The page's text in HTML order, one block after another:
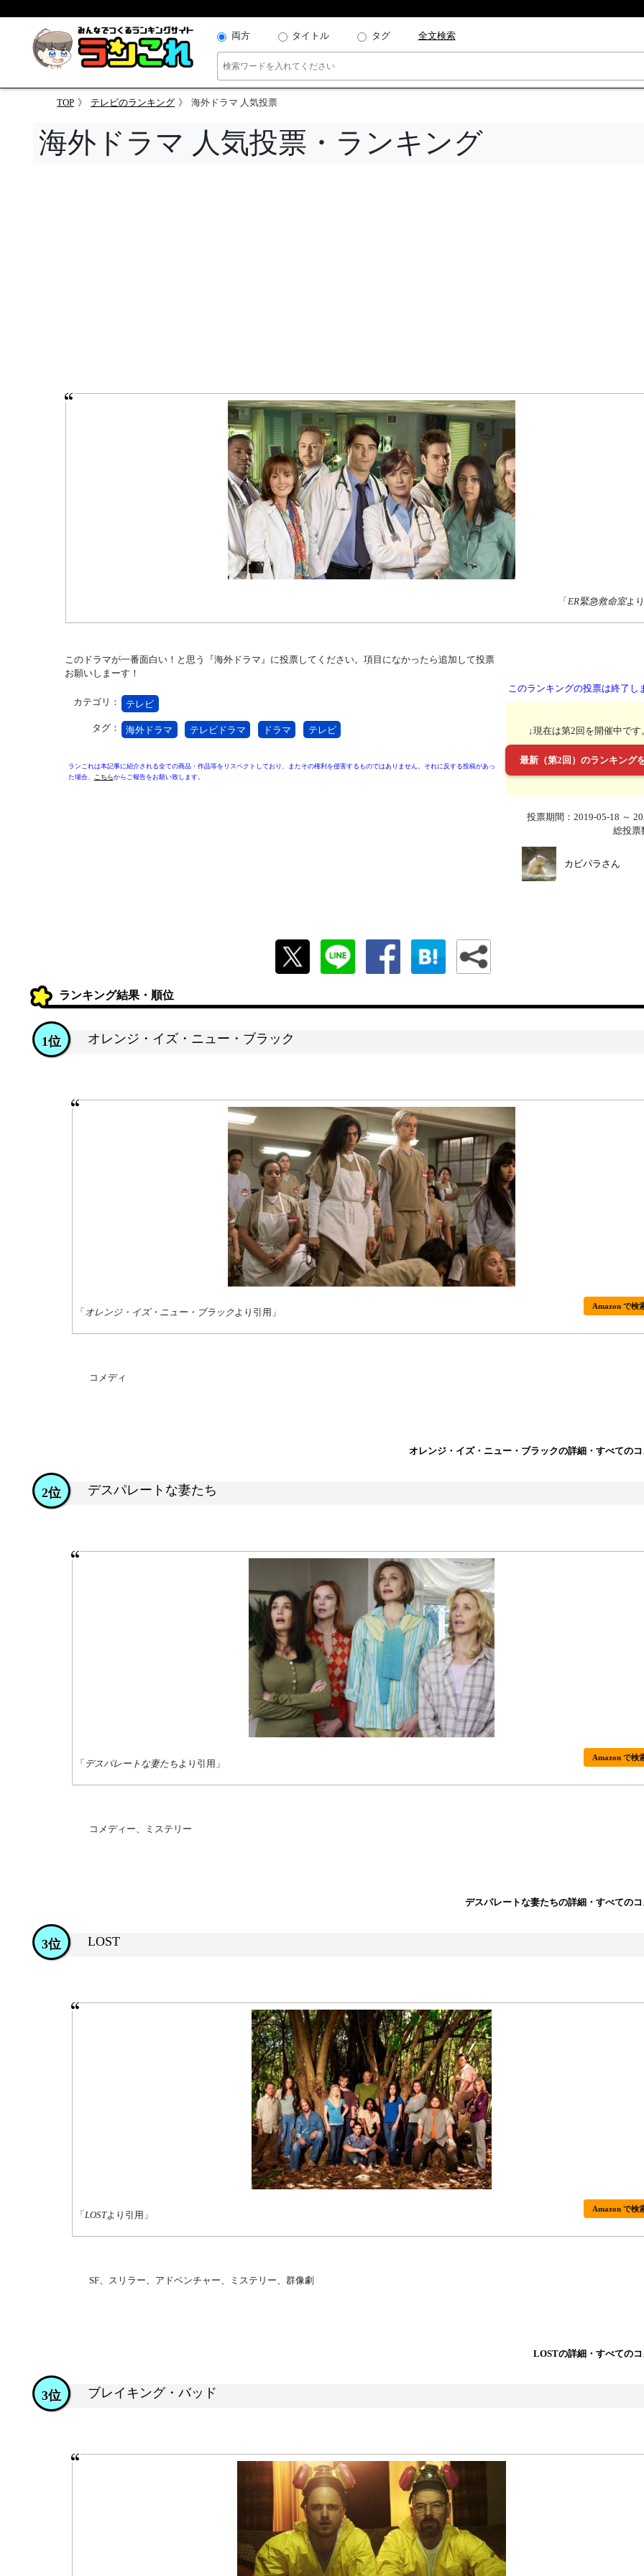
両方 タイトル タグ 全文検索
TOP テレビのランキング 海外ドラマ 人気投票
海外ドラマ 人気投票・ランキング
「 ER緊急救命室よ
このドラマが一番面白い！と思う『海外ドラマ』に投票してください。項目になかったら追加して投票
お願いしまーす！
カテゴリ： テレビ
タグ： 海外ドラマ テレビドラマ ドラマ テレビ
ランこれは本記事に紹介される全ての商品・作品等をリスペクトしており、またその権利を侵害するものではありません。それに反する投稿があっ
た場合、
こちらからご報告をお願い致します。
このランキングの投票は終了し
↓現在は第2回を開催中です
最新（第2回）のランキング
投票期間：2019-05-18 ～
総投票
カビパラさん
ランキング結果・順位
オレンジ・イズ・ニュー・ブラック
1位
「 オレンジ・イズ・ニュー・ブラックより引用」
Amazon で検
コメディ
オレンジ・イズ・ニュー・ブラックの詳細・すべての
デスパレートな妻たち
2位
「 デスパレートな妻たちより引用」
Amazon で検
コメディー、ミステリー
デスパレートな妻たちの詳細・すべての
LOST
3位
「 LOSTより引用」
Amazon で検
SF、スリラー、アドベンチャー、ミステリー、群像劇
LOSTの詳細・すべての
ブレイキング・バッド
3位